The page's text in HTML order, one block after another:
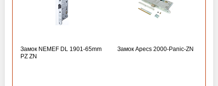
Замок NEMEF DL 1901-65mm
PZ ZN
Замок Apecs 2000-Panic-ZN